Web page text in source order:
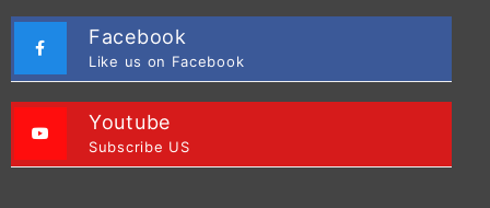
Facebook
Like us on Facebook
Youtube
Subscribe US